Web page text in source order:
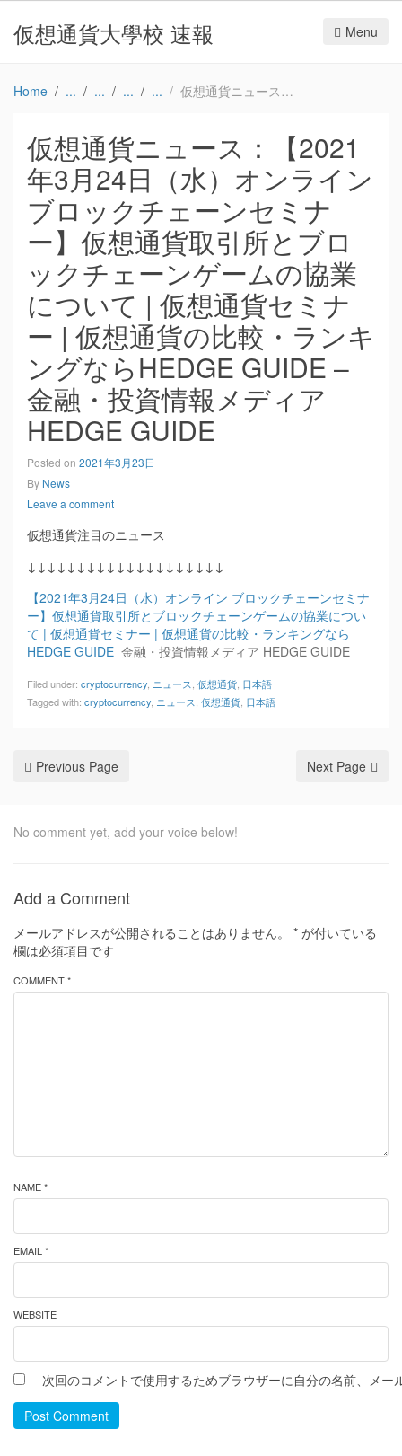
仮想通貨大學校 速報 Menu
Home 仮想通貨ニュース：【2021年3月24日（水）オンライン ブロックチェーンセミナー】仮想通貨取引所とブロックチェーンゲームの協業について | 仮想通貨セミナー | 仮想通貨の比較・ランキングならHEDGE GUIDE – 金融・投資情報メディア HEDGE GUIDE
仮想通貨ニュース：【2021
年3月24日（水）オンライン
ブロックチェーンセミナ
ー】仮想通貨取引所とブロ
ックチェーンゲームの協業
について | 仮想通貨セミナ
ー | 仮想通貨の比較・ランキ
ングならHEDGE GUIDE –
金融・投資情報メディア
HEDGE GUIDE
Posted on 2021年3月23日
By News
Leave a comment
仮想通貨注目のニュース
↓↓↓↓↓↓↓↓↓↓↓↓↓↓↓↓↓↓↓↓
【2021年3月24日（水）オンライン ブロックチェーンセミナ
ー】仮想通貨取引所とブロックチェーンゲームの協業につい
て | 仮想通貨セミナー | 仮想通貨の比較・ランキングなら
HEDGE GUIDE 金融・投資情報メディア HEDGE GUIDE
Filed under: cryptocurrency ニュース 仮想通貨 日本語
Tagged with: cryptocurrency ニュース 仮想通貨 日本語
Previous Page Next Page
No comment yet, add your voice below!
Add a Comment
メールアドレスが公開されることはありません。 * が付いている
欄は必須項目です
COMMENT *
NAME *
EMAIL *
WEBSITE
次回のコメントで使用するためブラウザーに自分の名前、メー
Post Comment